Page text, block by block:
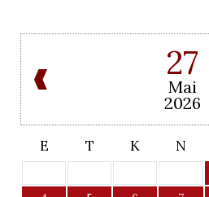
27
Mai
2026
E T K N